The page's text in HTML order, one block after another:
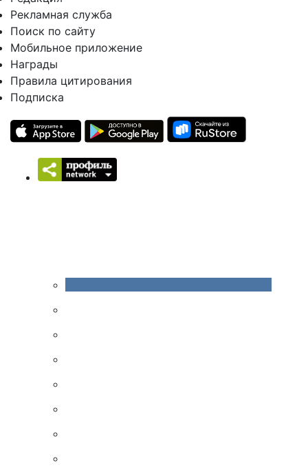
Рекламная служба
Поиск по сайту
Мобильное приложение
Награды
Правила цитирования
Подписка